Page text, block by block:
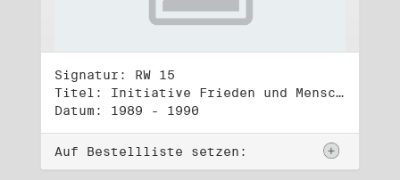
Signatur: RW 15
Titel: Initiative Frieden und Menschenrechte, Veröffentlichungen
Datum: 1989 - 1990
Auf Bestellliste setzen: